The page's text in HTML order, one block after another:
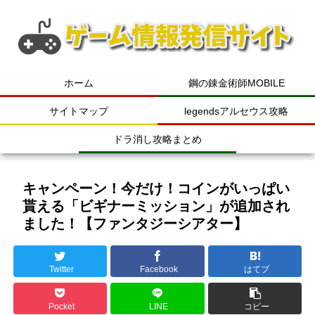
ホーム 鋼の錬金術師MOBILE
サイトマップ legendsアルセウス攻略
ドラ消し攻略まとめ
キャンペーン！今だけ！コインがいっぱい
貰える「ビギナーミッション」が追加され
ました！【ファンタジーシアター】
Twitter Facebook はてブ
Pocket LINE コピー